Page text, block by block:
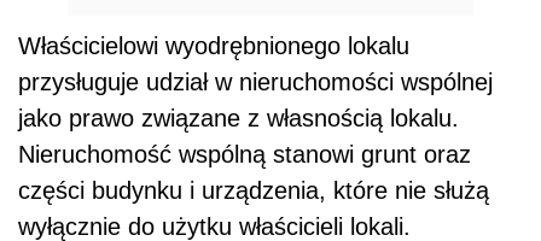
Właścicielowi wyodrębnionego lokalu
przysługuje udział w nieruchomości wspólnej
jako prawo związane z własnością lokalu.
Nieruchomość wspólną stanowi grunt oraz
części budynku i urządzenia, które nie służą
wyłącznie do użytku właścicieli lokali.